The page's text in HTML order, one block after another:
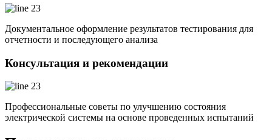
Документальное оформление результатов тестирования для
отчетности и последующего анализа
Консультация и рекомендации
Профессиональные советы по улучшению состояния
электрической системы на основе проведенных испытаний